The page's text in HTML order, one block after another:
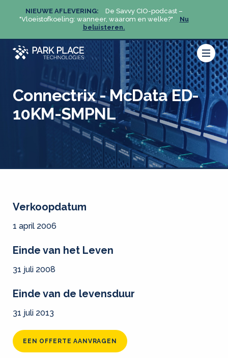
NIEUWE AFLEVERING:
De Savvy CIO-podcast –
"Vloeistofkoeling: wanneer, waarom en welke?"
Nu
beluisteren.
Connectrix - McData ED-
10KM-SMPNL
Verkoopdatum
1 april 2006
Einde van het Leven
31 juli 2008
Einde van de levensduur
31 juli 2013
EEN OFFERTE AANVRAGEN